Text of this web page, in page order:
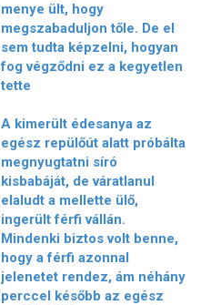
menye ült, hogy
megszabaduljon tőle. De el
sem tudta képzelni, hogyan
fog végződni ez a kegyetlen
tette
A kimerült édesanya az
egész repülőút alatt próbálta
megnyugtatni síró
kisbabáját, de váratlanul
elaludt a mellette ülő,
ingerült férfi vállán.
Mindenki biztos volt benne,
hogy a férfi azonnal
jelenetet rendez, ám néhány
perccel később az egész